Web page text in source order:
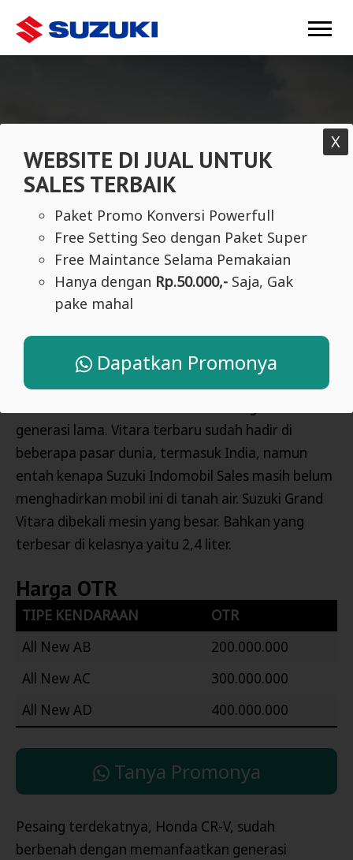
WEBSITE DI JUAL UNTUK
SALES TERBAIK
Paket Promo Konversi Powerfull
Free Setting Seo dengan Paket Super
Free Maintance Selama Pemakaian
Hanya dengan Rp.50.000,-Saja, Gak
pake mahal
Dapatkan Promonya
X
generasi lama. Vitara terbaru sudah hadir di
beberapa pasar dunia, termasuk India, namun
entah kenapa Suzuki Indomobil Sales masih belum
menghadirkan mobil ini di tanah air. Suzuki Grand
Vitara dibekali mesin yang besar. Bahkan yang
terbesar di kelasnya yaitu 2,4 liter.
Harga OTR
TIPE KENDARAAN
OTR
All New AB
200.000.000
All New AC
300.000.000
All New AD
400.000.000
Tanya Promonya
Pesaing terdekatnya, Honda CR-V, sudah
berbenah dengan memanfaatkan generasi